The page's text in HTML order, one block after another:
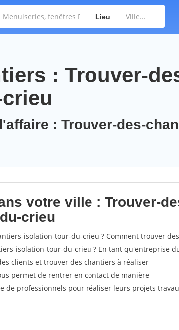
Lieu
: Trouver-
: Trouver-des-
votre ville : Trouver-
crieu
isolation-tour-du-crieu ? Comment trouver des
isolation-tour-du-crieu ? En tant qu'entreprise
clients et trouver des chantiers à réaliser
permet de rentrer en contact de manière
de professionnels pour réaliser leurs projets